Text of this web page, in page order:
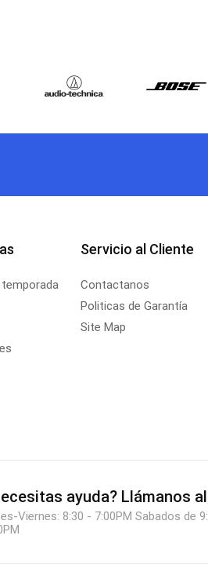
Servicio al Cliente
Contactanos
Politicas de Garantía
Site Map
ayuda? Llámanos
Viernes: 8:30 - 7:00PM Sabados de